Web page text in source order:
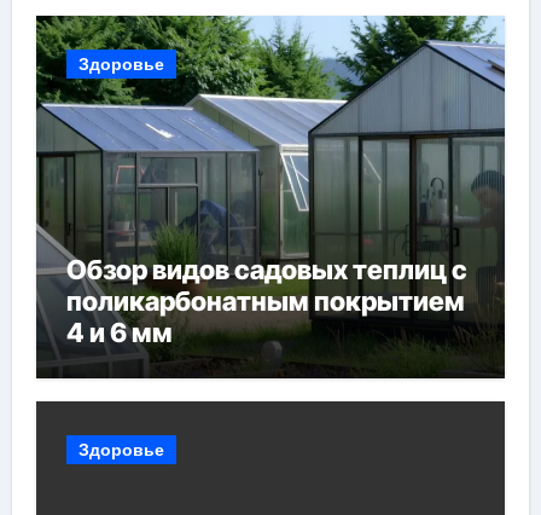
Здоровье
Обзор видов садовых теплиц с
поликарбонатным покрытием
4 и 6 мм
Здоровье